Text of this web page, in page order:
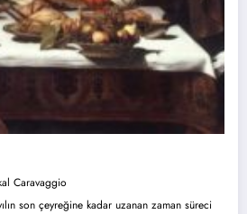
Caravaggio
son çeyreğine kadar uzanan zaman süreci